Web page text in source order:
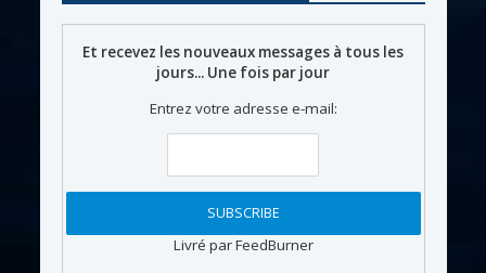
Et recevez les nouveaux messages à tous les
jours... Une fois par jour
Entrez votre adresse e-mail:
Livré par FeedBurner